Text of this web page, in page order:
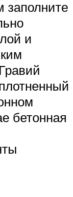
заполните
и
бетонная